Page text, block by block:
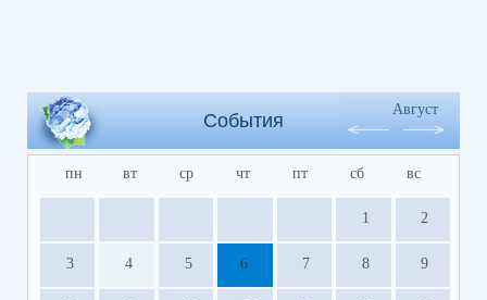
События
Август
пн вт ср чт пт сб вс
1 2
3 4 5 6 7 8 9